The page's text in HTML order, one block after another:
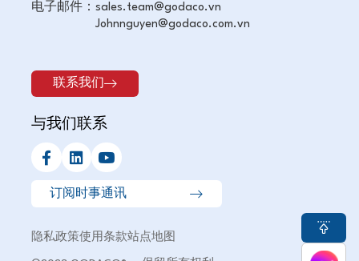
电子邮件： sales.team@godaco.vn
Johnnguyen@godaco.com.vn
联系我们
与我们联系
隐私政策使用条款站点地图